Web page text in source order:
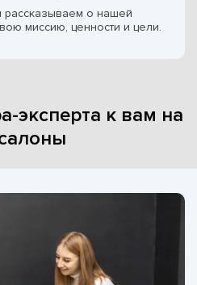
о нашей
миссию, ценности и цели.
эксперта к вам на